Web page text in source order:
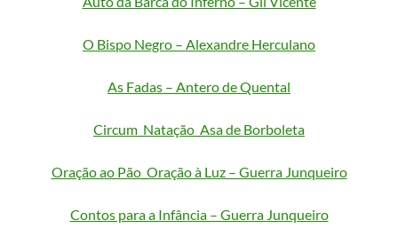
O Bispo Negro – Alexandre Herculano
As Fadas – Antero de Quental
Circum_Natação_Asa de Borboleta
Oração ao Pão_Oração à Luz – Guerra Junqueiro
Contos para a Infância – Guerra Junqueiro